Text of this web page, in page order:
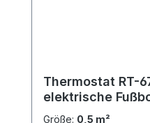
Thermostat RT-
elektrische
UltraPro 200 für
Größe: 0,5 m²